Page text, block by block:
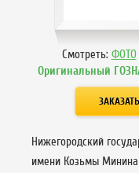
Смотреть: ФОТО
Оригинальный
Нижегородский
имени Козьмы Минина